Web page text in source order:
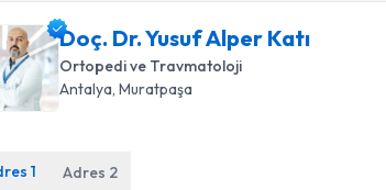
Doç. Dr. Yusuf Alper Katı
Ortopedi ve Travmatoloji
Antalya , Muratpaşa
1 Adres 2